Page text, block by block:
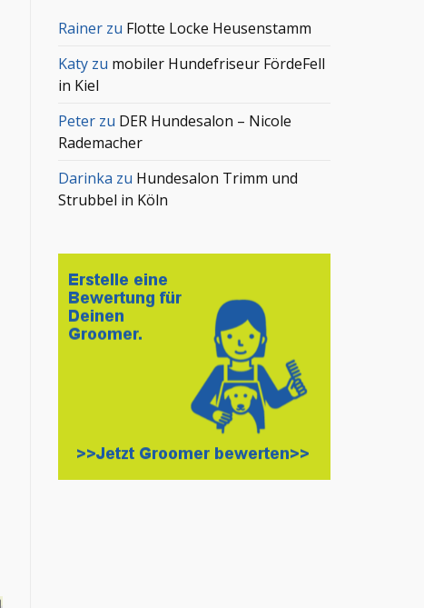
Rainer zu Flotte Locke Heusenstamm
Katy zu mobiler Hundefriseur FördeFell
in Kiel
Peter zu DER Hundesalon – Nicole
Rademacher
Darinka zu Hundesalon Trimm und
Strubbel in Köln